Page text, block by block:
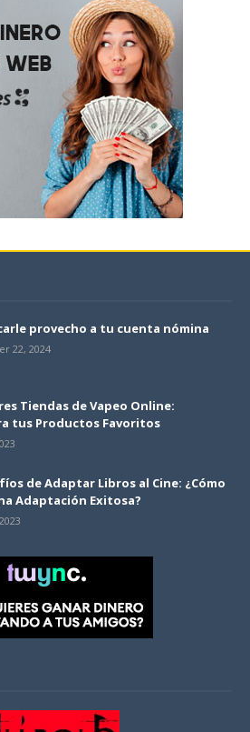
provecho a tu cuenta nómina
22, 2024
Tiendas de Vapeo Online:
tus Productos Favoritos
de Adaptar Libros al Cine: ¿Cómo
Adaptación Exitosa?